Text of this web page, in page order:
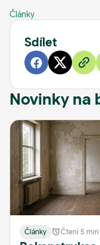
Články
Sdílet
Novinky na
Články Čtení 5 min